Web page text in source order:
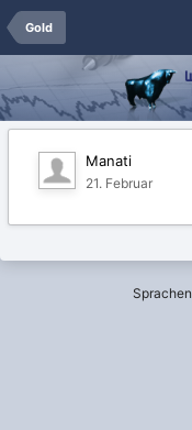
Gold
Manati
21. Februar
Sprachen